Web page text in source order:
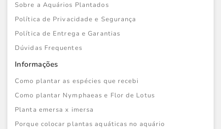
Sobre a Aquários Plantados
Política de Privacidade e Segurança
Política de Entrega e Garantias
Dúvidas Frequentes
Informações
Como plantar as espécies que recebi
Como plantar Nymphaeas e Flor de Lotus
Planta emersa x imersa
Porque colocar plantas aquáticas no aquário